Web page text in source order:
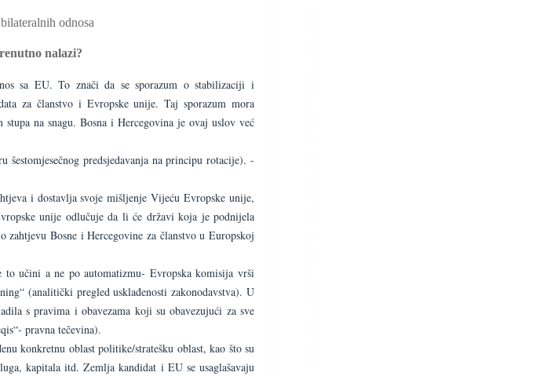
odnosa
nalazi?
sa EU. To znači da se sporazum o stabilizaciji i
za članstvo i Evropske unije. Taj sporazum mora
na snagu. Bosna i Hercegovina je ovaj uslov već
predsjedavanja na principu rotacije). -
i dostavlja svoje mišljenje Vijeću Evropske unije,
unije odlučuje da li će državi koja je podnijela
Bosne i Hercegovine za članstvo u Europskoj
učini a ne po automatizmu- Evropska komisija vrši
(analitički pregled usklađenosti zakonodavstva). U
s pravima i obavezama koji su obavezujući za sve
pravna tečevina).
konkretnu oblast politike/stratešku oblast, kao što su
kapitala itd. Zemlja kandidat i EU se usaglašavaju